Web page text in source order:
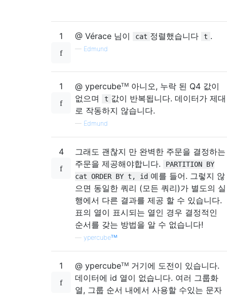
1 @ Vérace 님이 cat 정렬했습니다 t .
— Edmund
1
@ ypercubeᵀᴹ 아니오, 누락 된 Q4 값이
없으며
t 값이 반복됩니다. 데이터가 제대
로 작동하지 않습니다.
— Edmund
4
그래도 괜찮지 만 완벽한 주문을 결정하는
주문을 제공해야합니다.
PARTITION BY
cat ORDER BY t, id 예를 들어. 그렇지 않
으면 동일한 쿼리 (모든 쿼리)가 별도의 실
행에서 다른 결과를 제공 할 수 있습니다.
표의 열이 표시되는 열인 경우 결정적인
순서를 갖는 방법을 알 수 없습니다!
ypercubeᵀᴹ
1
@ ypercubeᵀᴹ 거기에 도전이 있습니다.
데이터에 id 열이 없습니다. 여러 그룹화
열, 그룹 순서 내에서 사용할 수있는 문자